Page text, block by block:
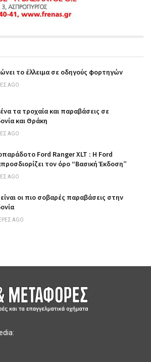
το έλλειμα σε οδηγούς φορτηγών
AGO
τα τροχαία και παραβάσεις σε
και Θράκη
AGO
Ford Ranger XLT : Η Ford
τον όρο “Βασική Έκδοση”
AGO
οι πιο σοβαρές παραβάσεις στην
AGO